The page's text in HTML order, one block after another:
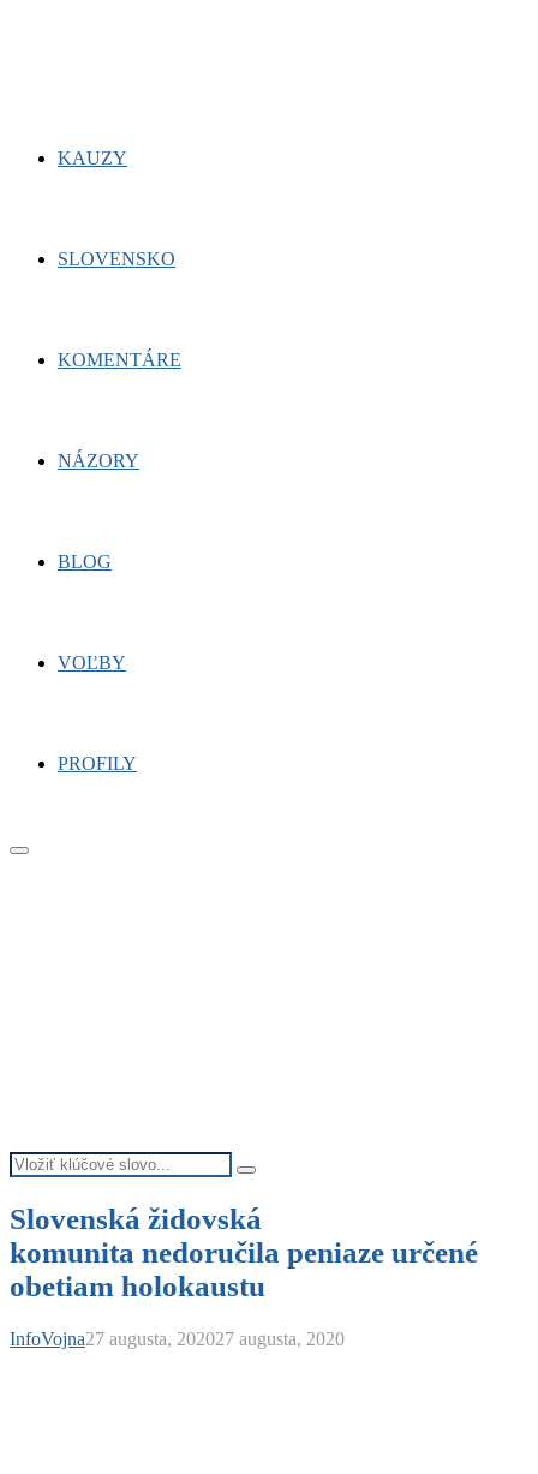
KAUZY
SLOVENSKO
KOMENTÁRE
NÁZORY
BLOG
VOĽBY
PROFILY
Primary
Search
for:
Search
Slovenská židovská
komunita nedoručila peniaze určené
obetiam holokaustu
InfoVojna27 augusta, 202027 augusta, 2020